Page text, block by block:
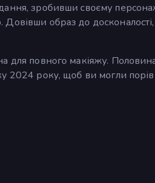
зробивши своєму
образ до
для повного макіяжу.
2024 року, щоб ви могли